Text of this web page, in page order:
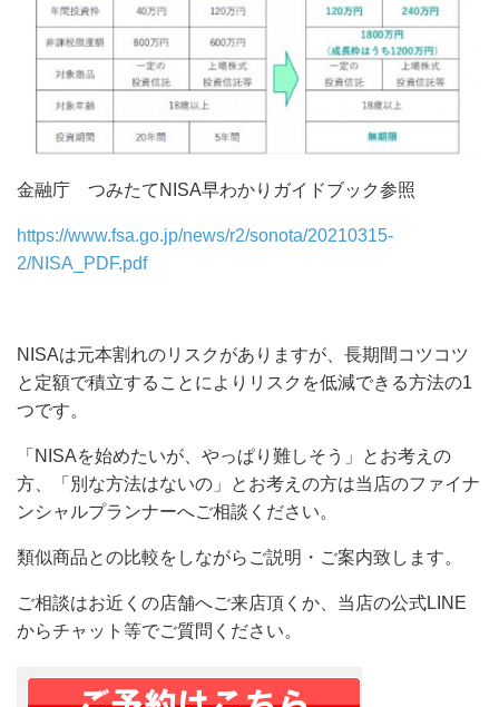
金融庁 つみたてNISA早わかりガイドブック参照
https://www.fsa.go.jp/news/r2/sonota/20210315-
2/NISA_PDF.pdf
NISAは元本割れのリスクがありますが、長期間コツコツ
と定額で積立することによりリスクを低減できる方法の1
つです。
「NISAを始めたいが、やっぱり難しそう」とお考えの
方、「別な方法はないの」とお考えの方は当店のファイナ
ンシャルプランナーへご相談ください。
類似商品との比較をしながらご説明・ご案内致します。
ご相談はお近くの店舗へご来店頂くか、当店の公式LINE
からチャット等でご質問ください。